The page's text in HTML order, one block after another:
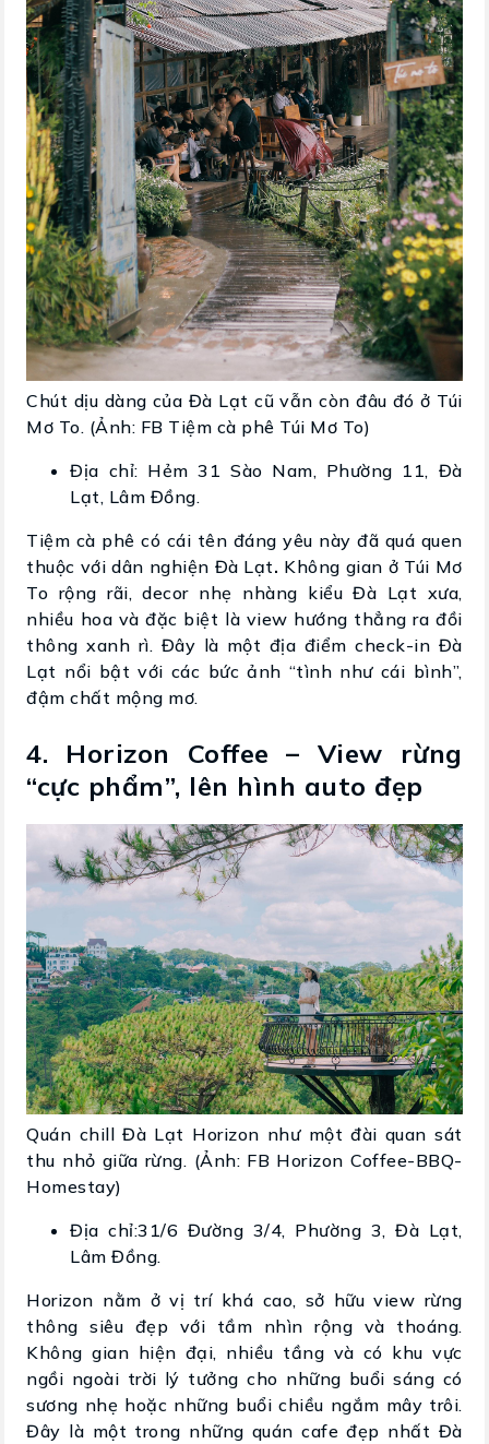
Chút dịu dàng của Đà Lạt cũ vẫn còn đâu đó ở Túi
Mơ To. (Ảnh: FB Tiệm cà phê Túi Mơ To)
Địa chỉ: Hẻm 31 Sào Nam, Phường 11, Đà
Lạt, Lâm Đồng.
Tiệm cà phê có cái tên đáng yêu này đã quá quen
thuộc với dân nghiện Đà Lạt. Không gian ở Túi Mơ
To rộng rãi, decor nhẹ nhàng kiểu Đà Lạt xưa,
nhiều hoa và đặc biệt là view hướng thẳng ra đồi
thông xanh rì. Đây là một địa điểm check-in Đà
Lạt nổi bật với các bức ảnh “tình như cái bình”,
đậm chất mộng mơ.
4. Horizon Coffee – View rừng
“cực phẩm”, lên hình auto đẹp
Quán chill Đà Lạt Horizon như một đài quan sát
thu nhỏ giữa rừng. (Ảnh: FB Horizon Coffee-BBQ-
Homestay)
Địa chỉ:31/6 Đường 3/4, Phường 3, Đà Lạt,
Lâm Đồng.
Horizon nằm ở vị trí khá cao, sở hữu view rừng
thông siêu đẹp với tầm nhìn rộng và thoáng.
Không gian hiện đại, nhiều tầng và có khu vực
ngồi ngoài trời lý tưởng cho những buổi sáng có
sương nhẹ hoặc những buổi chiều ngắm mây trôi.
Đây là một trong những quán cafe đẹp nhất Đà